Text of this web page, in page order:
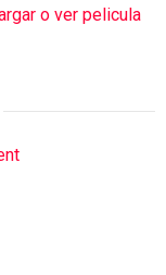
o ver pelicula